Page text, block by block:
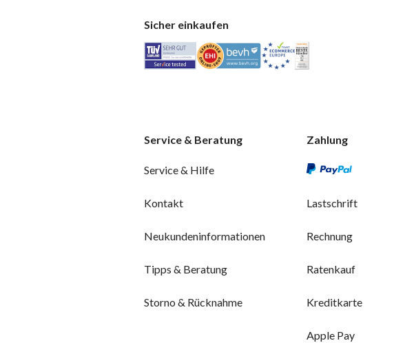
Sicher einkaufen
Service & Beratung
Service & Hilfe
Kontakt
Neukundeninformationen
Tipps & Beratung
Storno & Rücknahme
Zahlung
Lastschrift
Rechnung
Ratenkauf
Kreditkarte
Apple Pay